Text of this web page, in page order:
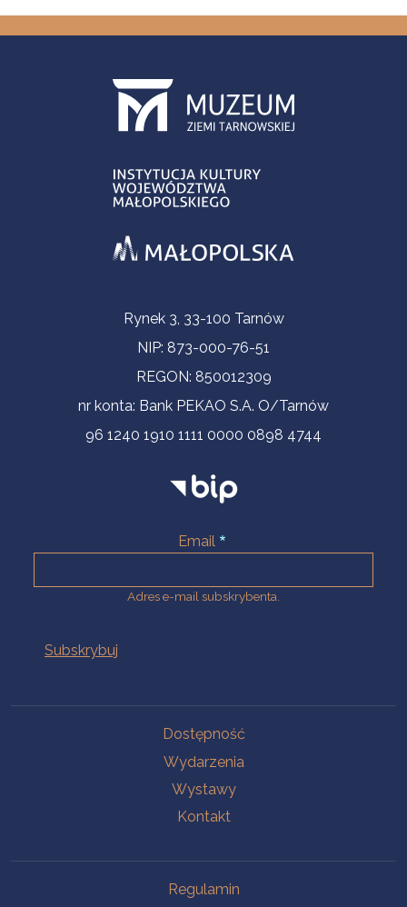
Informacje kontaktoweRynek 3, 33-100 Tarnów
NIP: 873-000-76-51
REGON: 850012309
nr konta: Bank PEKAO S.A. O/Tarnów
96 1240 1910 1111 0000 0898 4744
Email
Adres e-mail subskrybenta.
Dostępność
Wydarzenia
Wystawy
Kontakt
Regulamin